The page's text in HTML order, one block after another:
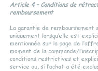
Article 4 – Conditions de
remboursement
La garantie de remboursement
uniquement lorsqu’elle est
mentionnée sur la page de
moment de la commande/
conditions restrictives et
service ou, si l’achat a été